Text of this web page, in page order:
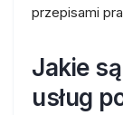
przepisami
Jakie
usług